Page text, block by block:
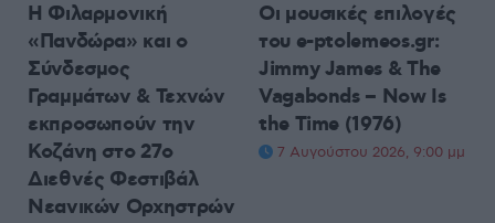
Η Φιλαρμονική
«Πανδώρα» και ο
Σύνδεσμος
Γραμμάτων & Τεχνών
εκπροσωπούν την
Κοζάνη στο 27ο
Διεθνές Φεστιβάλ
Νεανικών Ορχηστρών
Οι μουσικές επιλογές
του e-ptolemeos.gr:
Jimmy James & The
Vagabonds – Now Is
the Time (1976)
7 Αυγούστου 2026, 9:00 μμ